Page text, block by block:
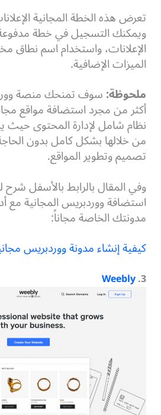
تعرض هذه الخطة المجانية
ويمكنك التسجيل في خطة
الإعلانات، واستخدام اسم
الميزات الإضافية.
ملحوظة:سوف تمنحك منصة
أكثر من مجرد استضافة مواقع
نظام شامل لإدارة المحتوى
من خلالها بشكل كامل بدون
تصميم وتطوير المواقع.
وفي المقال بالرابط بالأسفل
استضافة ووردبريس المجانية مع
مدونتك الخاصة مجاناً:
كيفية إنشاء مدونة ووردبريس
3
.
Weebly